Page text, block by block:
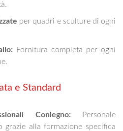
per quadri e sculture di ogni
Fornitura completa per ogni
e Standard
Conlegno: Personale
grazie alla formazione specifica